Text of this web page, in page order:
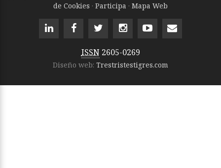
de Cookies · Participa · Mapa Web
ISSN 2605-0269
Diseño web: Trestristestigres.com